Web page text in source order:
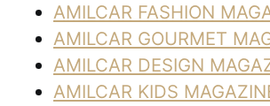
AMILCAR FASHION
AMILCAR GOURMET
AMILCAR DESIGN
AMILCAR KIDS